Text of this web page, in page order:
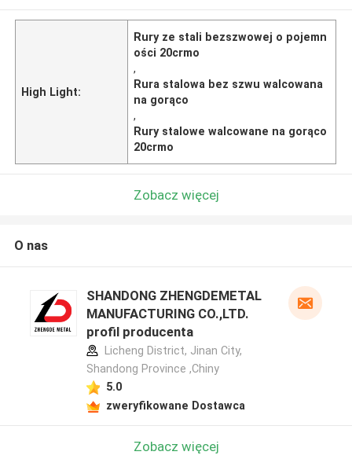
High Light:
Rury ze stali bezszwowej o pojemn
ości 20crmo
,
Rura stalowa bez szwu walcowana
na gorąco
,
Rury stalowe walcowane na gorąco
20crmo
Zobacz więcej
O nas
SHANDONG ZHENGDEMETAL
MANUFACTURING CO.,LTD.
profil producenta
Licheng District, Jinan City,
Shandong Province ,Chiny
5.0
zweryfikowane Dostawca
Zobacz więcej